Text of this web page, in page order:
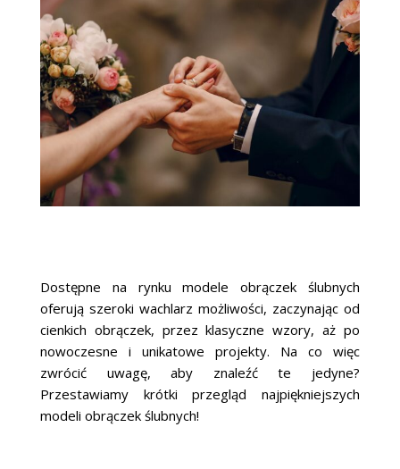
Dostępne na rynku modele obrączek ślubnych
oferują szeroki wachlarz możliwości, zaczynając od
cienkich obrączek, przez klasyczne wzory, aż po
nowoczesne i unikatowe projekty. Na co więc
zwrócić uwagę, aby znaleźć te jedyne?
Przestawiamy krótki przegląd najpiękniejszych
modeli obrączek ślubnych!